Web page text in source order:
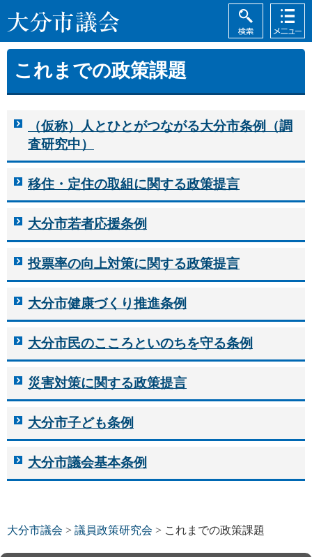
大分市議会
検索
メニュ
ー
これまでの政策課題
（仮称）人とひとがつながる大分市条例（調
査研究中）
移住・定住の取組に関する政策提言
大分市若者応援条例
投票率の向上対策に関する政策提言
大分市健康づくり推進条例
大分市民のこころといのちを守る条例
災害対策に関する政策提言
大分市子ども条例
大分市議会基本条例
大分市議会 > 議員政策研究会 > これまでの政策課題